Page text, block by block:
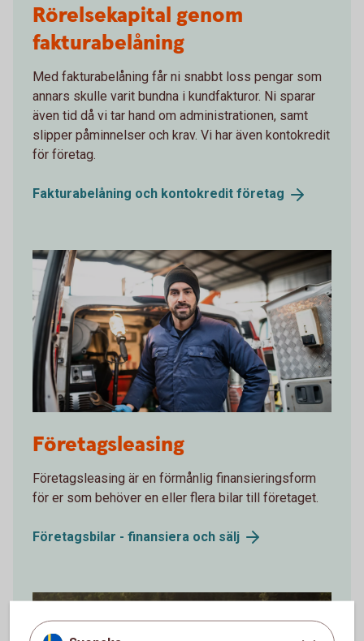
Rörelsekapital genom
fakturabelåning
Med fakturabelåning får ni snabbt loss pengar som
annars skulle varit bundna i kundfakturor. Ni sparar
även tid då vi tar hand om administrationen, samt
slipper påminnelser och krav. Vi har även kontokredit
för företag.
Fakturabelåning och kontokredit företag
Företagsleasing
Företagsleasing är en förmånlig finansieringsform
för er som behöver en eller flera bilar till företaget.
Företagsbilar - finansiera och sälj